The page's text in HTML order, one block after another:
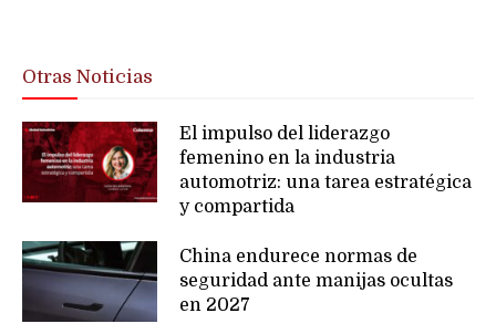
Otras Noticias
El impulso del liderazgo
femenino en la industria
automotriz: una tarea estratégica
y compartida
China endurece normas de
seguridad ante manijas ocultas
en 2027